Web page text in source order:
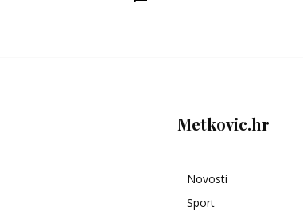
Metkovic.hr
Novosti
Sport